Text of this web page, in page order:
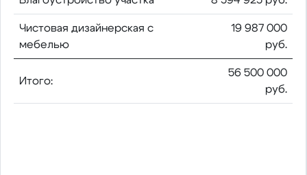
Чистовая дизайнерская с
мебелью
19 987 000
руб.
Итого:
56 500 000
руб.